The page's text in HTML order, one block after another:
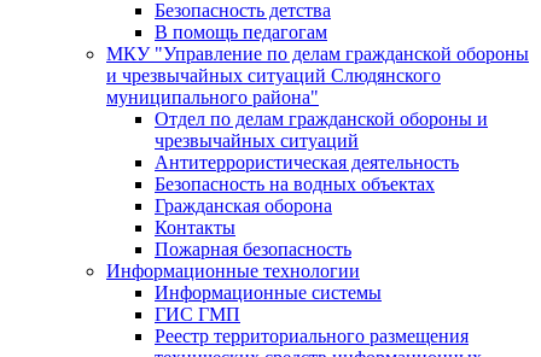
Безопасность детства
В помощь педагогам
МКУ "Управление по делам гражданской обороны
и чрезвычайных ситуаций Слюдянского
муниципального района"
Отдел по делам гражданской обороны и
чрезвычайных ситуаций
Антитеррористическая деятельность
Безопасность на водных объектах
Гражданская оборона
Контакты
Пожарная безопасность
Информационные технологии
Информационные системы
ГИС ГМП
Реестр территориального размещения